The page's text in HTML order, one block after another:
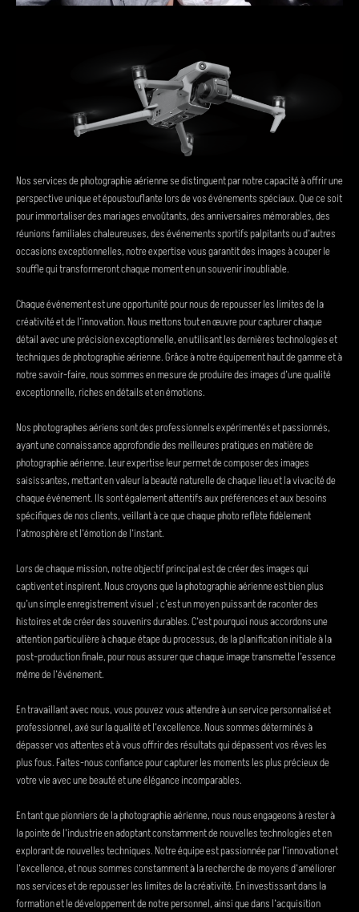
Nos services de photographie aérienne se distinguent par notre capacité à offrir une
perspective unique et époustouflante lors de vos événements spéciaux. Que ce soit
pour immortaliser des mariages envoûtants, des anniversaires mémorables, des
réunions familiales chaleureuses, des événements sportifs palpitants ou d’autres
occasions exceptionnelles, notre expertise vous garantit des images à couper le
souffle qui transformeront chaque moment en un souvenir inoubliable.
Chaque événement est une opportunité pour nous de repousser les limites de la
créativité et de l’innovation. Nous mettons tout en œuvre pour capturer chaque
détail avec une précision exceptionnelle, en utilisant les dernières technologies et
techniques de photographie aérienne. Grâce à notre équipement haut de gamme et à
notre savoir-faire, nous sommes en mesure de produire des images d’une qualité
exceptionnelle, riches en détails et en émotions.
Nos photographes aériens sont des professionnels expérimentés et passionnés,
ayant une connaissance approfondie des meilleures pratiques en matière de
photographie aérienne. Leur expertise leur permet de composer des images
saisissantes, mettant en valeur la beauté naturelle de chaque lieu et la vivacité de
chaque événement. Ils sont également attentifs aux préférences et aux besoins
spécifiques de nos clients, veillant à ce que chaque photo reflète fidèlement
l’atmosphère et l’émotion de l’instant.
Lors de chaque mission, notre objectif principal est de créer des images qui
captivent et inspirent. Nous croyons que la photographie aérienne est bien plus
qu’un simple enregistrement visuel ; c’est un moyen puissant de raconter des
histoires et de créer des souvenirs durables. C’est pourquoi nous accordons une
attention particulière à chaque étape du processus, de la planification initiale à la
post-production finale, pour nous assurer que chaque image transmette l’essence
même de l’événement.
En travaillant avec nous, vous pouvez vous attendre à un service personnalisé et
professionnel, axé sur la qualité et l’excellence. Nous sommes déterminés à
dépasser vos attentes et à vous offrir des résultats qui dépassent vos rêves les
plus fous. Faites-nous confiance pour capturer les moments les plus précieux de
votre vie avec une beauté et une élégance incomparables.
En tant que pionniers de la photographie aérienne, nous nous engageons à rester à
la pointe de l’industrie en adoptant constamment de nouvelles technologies et en
explorant de nouvelles techniques. Notre équipe est passionnée par l’innovation et
l’excellence, et nous sommes constamment à la recherche de moyens d’améliorer
nos services et de repousser les limites de la créativité. En investissant dans la
formation et le développement de notre personnel, ainsi que dans l’acquisition